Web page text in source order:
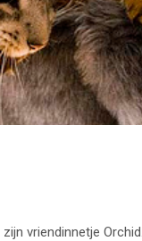
vriendinnetje